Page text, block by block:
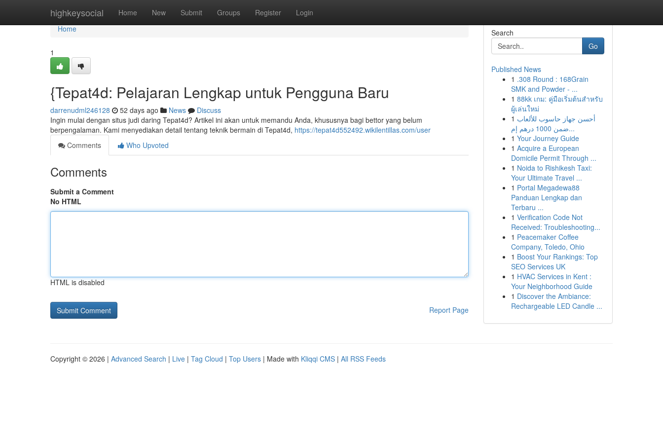
highkeysocial Home New Submit Groups Register Login
Home
Home
1
{Tepat4d: Pelajaran Lengkap untuk Pengguna Baru
darrenudml246128 52 days ago News
Discuss
Ingin mulai dengan situs judi daring Tepat4d? Artikel ini akan untuk memandu Anda, khususnya bagi bettor yang belum
berpengalaman. Kami menyediakan detail tentang teknik bermain di Tepat4d, https://tepat4d552492.wikilentillas.com/user
Comments
Who Upvoted
Comments
Submit a Comment
No HTML
HTML is disabled
Report Page
Search
Go
Published News
1 .308 Round : 168Grain
SMK and Powder - ...
1 88kk เกม: คู่มือเริ่มต้นสำหรับ
ผู้เล่นใหม่
1 أحسن جهاز حاسوب للألعاب
ضمن 1000 درهم إم...
1 Your Journey Guide
1 Acquire a European
Domicile Permit Through ...
1 Noida to Rishikesh Taxi:
Your Ultimate Travel ...
1 Portal Megadewa88
Panduan Lengkap dan
Terbaru ...
1 Verification Code Not
Received: Troubleshooting...
1 Peacemaker Coffee
Company, Toledo, Ohio
1 Boost Your Rankings: Top
SEO Services UK
1 HVAC Services in Kent :
Your Neighborhood Guide
1 Discover the Ambiance:
Rechargeable LED Candle ...
Copyright © 2026 | Advanced Search | Live | Tag Cloud | Top Users | Made with Kliqqi CMS | All RSS Feeds